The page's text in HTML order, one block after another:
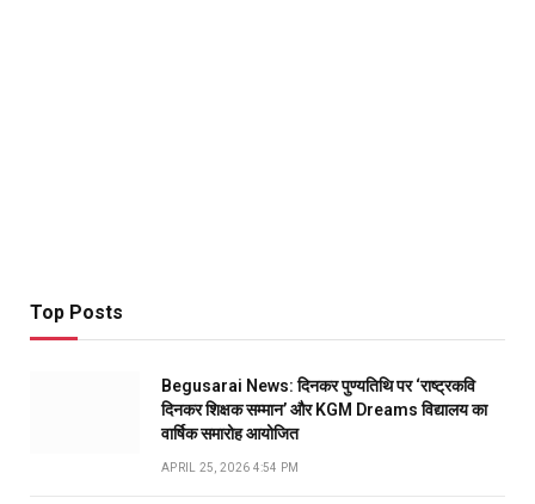
Top Posts
Begusarai News: दिनकर पुण्यतिथि पर ‘राष्ट्रकवि
दिनकर शिक्षक सम्मान’ और KGM Dreams विद्यालय का
वार्षिक समारोह आयोजित
APRIL 25, 2026 4:54 PM